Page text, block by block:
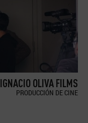
IGNACIO OLIVA FILMS
PRODUCCIÓN DE CINE